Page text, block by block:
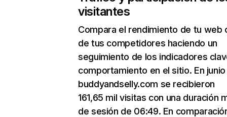
visitantes
Compara el rendimiento de tu web
de tus competidores haciendo un
seguimiento de los indicadores
comportamiento en el sitio. En junio
buddyandselly.com se recibieron
161,65 mil visitas con una duración
de sesión de 06:49. En